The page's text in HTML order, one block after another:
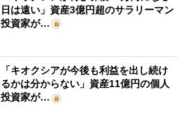
日は遠い」資産3億円超のサラリーマン
投資家が…
「キオクシアが今後も利益を出し続け
るかは分からない」資産11億円の個人
投資家が…